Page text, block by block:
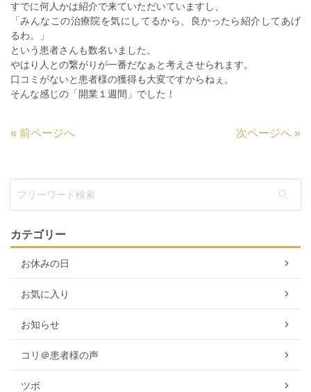
すでに何人かは紹介で来ていただいていますし、
「みんなこの治療院を気にしてるから、良かったら紹介してあげ
るわ。」
という患者さんも数名いました。
やはり人との繋がりが一番だなぁと考えさせられます。
口コミがないと患者様の獲得も大変ですからねぇ。
そんな感じの「開業１週間」でした！
« 前ページへ 次ページへ »
カテゴリー
お休みの日
お気に入り
お知らせ
コリ＠患者様の声
ツボ